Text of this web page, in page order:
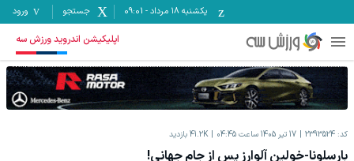
یکشنبه ۱۸ مرداد -
09:01 جستجو ورود
اپلیکیشن اندروید ورزش سه
کد: 2393524 17 تیر 1405 ساعت 04:45 41.2K بازدید
بارسلونا-خولین آلوارز پس از جام جهانی!